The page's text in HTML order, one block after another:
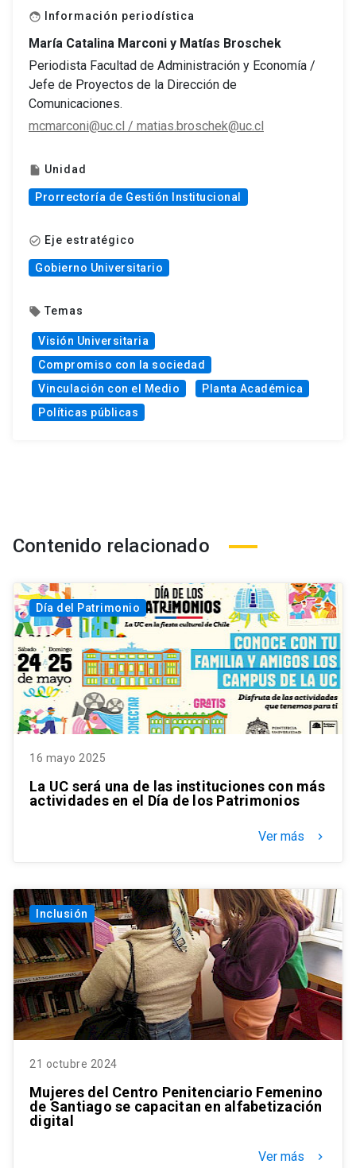
face Información periodística
María Catalina Marconi y Matías Broschek
Periodista Facultad de Administración y Economía /
Jefe de Proyectos de la Dirección de
Comunicaciones.
mcmarconi@uc.cl / matias.broschek@uc.cl
insert_drive_file Unidad
Prorrectoría de Gestión Institucional
check_circle_outline Eje estratégico
Gobierno Universitario
local_offer Temas
Visión Universitaria
Compromiso con la sociedad
Vinculación con el Medio
Planta Académica
Políticas públicas
Contenido relacionado
Día del Patrimonio
16 mayo 2025
La UC será una de las instituciones con más
actividades en el Día de los Patrimonios
Ver más keyboard_arrow_right
Inclusión
21 octubre 2024
Mujeres del Centro Penitenciario Femenino
de Santiago se capacitan en alfabetización
digital
Ver más keyboard_arrow_right